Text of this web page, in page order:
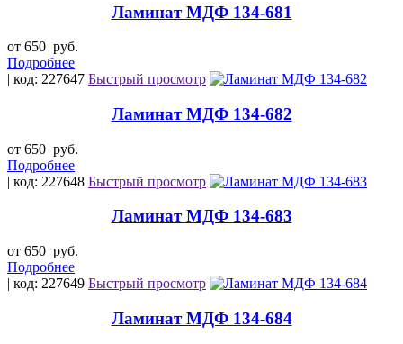
Ламинат МДФ 134-681
от 650 руб.
Подробнее
| код: 227647 Быстрый просмотр
Ламинат МДФ 134-682
от 650 руб.
Подробнее
| код: 227648 Быстрый просмотр
Ламинат МДФ 134-683
от 650 руб.
Подробнее
| код: 227649 Быстрый просмотр
Ламинат МДФ 134-684